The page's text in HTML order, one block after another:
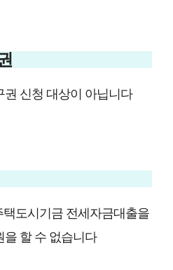
신청 대상이 아닙니다
도시기금 전세자금대출을
을 할 수 없습니다